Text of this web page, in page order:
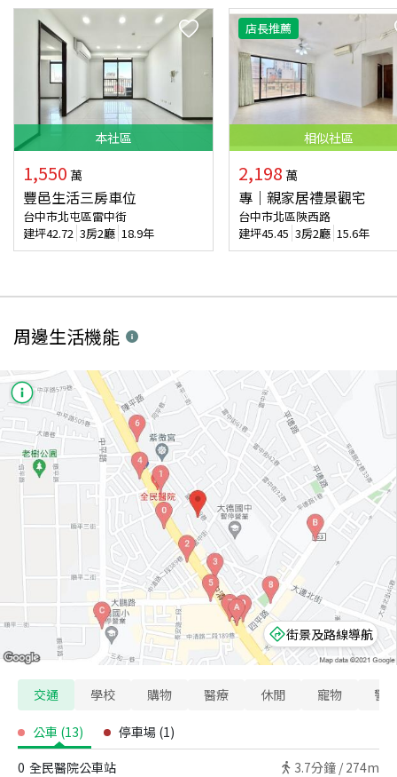
本社區
1,550 萬
豐邑生活三房車位
台中市北屯區雷中街
建坪42.72 3房2廳 18.9年
店長推薦
相似社區
2,198 萬
專｜親家居禮景觀宅
台中市北區陝西路
建坪45.45 3房2廳 15.6年
周邊生活機能
街景及路線導航
交通 學校 購物 醫療 休閒 寵物 警
公車 (13) 停車場 (1)
0 全民醫院公車站 3.7分鐘 / 274m